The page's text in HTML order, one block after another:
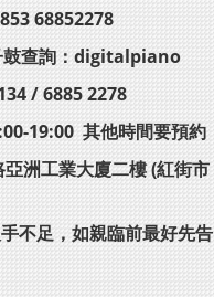
68852278
鼓查詢：digitalpiano
/ 6885 2278
19:00 其他時間要預約
洲工業大廈二樓 (紅街市
不足，如親臨前最好先告